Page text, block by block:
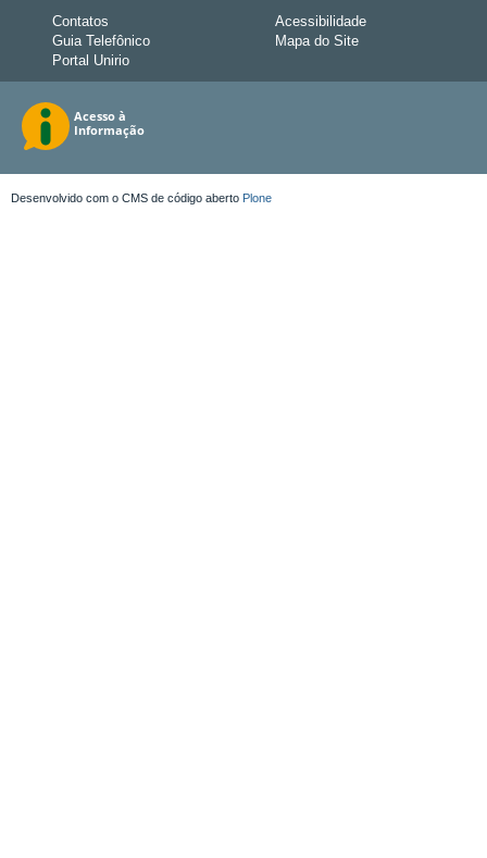
Contatos
Guia Telefônico
Portal Unirio
Acessibilidade
Mapa do Site
Desenvolvido com o CMS de código aberto Plone